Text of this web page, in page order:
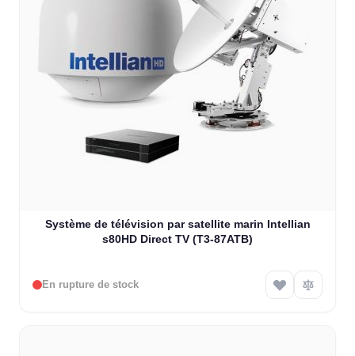
Système de télévision par satellite marin Intellian
s80HD Direct TV (T3-87ATB)
En rupture de stock